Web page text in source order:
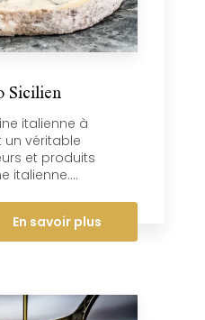
Sicilien
italienne à
un véritable
et produits
italienne....
En savoir plus